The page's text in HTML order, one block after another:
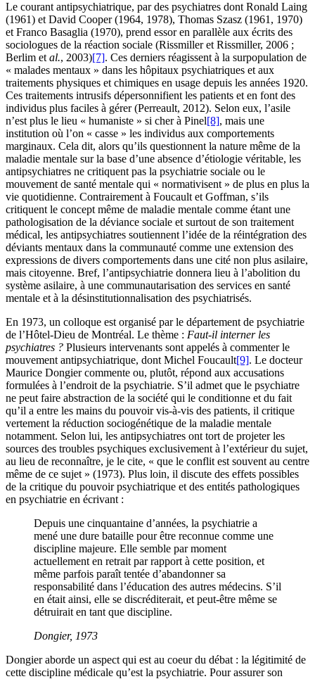
Le courant antipsychiatrique, par des psychiatres dont Ronald Laing
(1961) et David Cooper (1964, 1978), Thomas Szasz (1961, 1970)
et Franco Basaglia (1970), prend essor en parallèle aux écrits des
sociologues de la réaction sociale (Rissmiller et Rissmiller, 2006 ;
Berlim et al., 2003)[7]. Ces derniers réagissent à la surpopulation de
« malades mentaux » dans les hôpitaux psychiatriques et aux
traitements physiques et chimiques en usage depuis les années 1920.
Ces traitements intrusifs dépersonnifient les patients et en font des
individus plus faciles à gérer (Perreault, 2012). Selon eux, l’asile
n’est plus le lieu « humaniste » si cher à Pinel[8], mais une
institution où l’on « casse » les individus aux comportements
marginaux. Cela dit, alors qu’ils questionnent la nature même de la
maladie mentale sur la base d’une absence d’étiologie véritable, les
antipsychiatres ne critiquent pas la psychiatrie sociale ou le
mouvement de santé mentale qui « normativisent » de plus en plus la
vie quotidienne. Contrairement à Foucault et Goffman, s’ils
critiquent le concept même de maladie mentale comme étant une
pathologisation de la déviance sociale et surtout de son traitement
médical, les antipsychiatres soutiennent l’idée de la réintégration des
déviants mentaux dans la communauté comme une extension des
expressions de divers comportements dans une cité non plus asilaire,
mais citoyenne. Bref, l’antipsychiatrie donnera lieu à l’abolition du
système asilaire, à une communautarisation des services en santé
mentale et à la désinstitutionnalisation des psychiatrisés.
En 1973, un colloque est organisé par le département de psychiatrie
de l’Hôtel-Dieu de Montréal. Le thème : Faut-il interner les
psychiatres ? Plusieurs intervenants sont appelés à commenter le
mouvement antipsychiatrique, dont Michel Foucault[9]. Le docteur
Maurice Dongier commente ou, plutôt, répond aux accusations
formulées à l’endroit de la psychiatrie. S’il admet que le psychiatre
ne peut faire abstraction de la société qui le conditionne et du fait
qu’il a entre les mains du pouvoir vis-à-vis des patients, il critique
vertement la réduction sociogénétique de la maladie mentale
notamment. Selon lui, les antipsychiatres ont tort de projeter les
sources des troubles psychiques exclusivement à l’extérieur du sujet,
au lieu de reconnaître, je le cite, « que le conflit est souvent au centre
même de ce sujet » (1973). Plus loin, il discute des effets possibles
de la critique du pouvoir psychiatrique et des entités pathologiques
en psychiatrie en écrivant :
Depuis une cinquantaine d’années, la psychiatrie a
mené une dure bataille pour être reconnue comme une
discipline majeure. Elle semble par moment
actuellement en retrait par rapport à cette position, et
même parfois paraît tentée d’abandonner sa
responsabilité dans l’éducation des autres médecins. S’il
en était ainsi, elle se discréditerait, et peut-être même se
détruirait en tant que discipline.
Dongier, 1973
Dongier aborde un aspect qui est au coeur du débat : la légitimité de
cette discipline médicale qu’est la psychiatrie. Pour assurer son